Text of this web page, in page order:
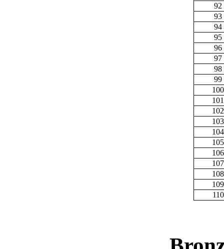
92
93
94
95
96
97
98
99
100
101
102
103
104
105
106
107
108
109
110